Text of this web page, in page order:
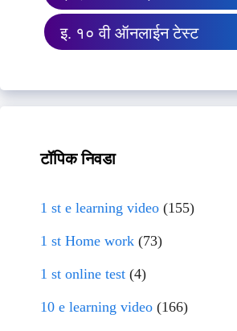
इ. १० वी ऑनलाईन टेस्ट
टॉपिक निवडा
1 st e learning video (155)
1 st Home work (73)
1 st online test (4)
10 e learning video (166)